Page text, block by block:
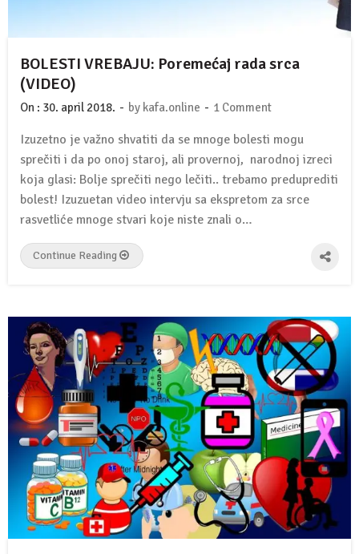
BOLESTI VREBAJU: Poremećaj rada srca
(VIDEO)
On : 30. april 2018. - by kafa.online - 1 Comment
Izuzetno je važno shvatiti da se mnoge bolesti mogu
sprečiti i da po onoj staroj, ali provernoj, narodnoj izreci
koja glasi: Bolje sprečiti nego lečiti.. trebamo preduprediti
bolest! Izuzuetan video intervju sa ekspretom za srce
rasvetliće mnoge stvari koje niste znali o…
Continue Reading